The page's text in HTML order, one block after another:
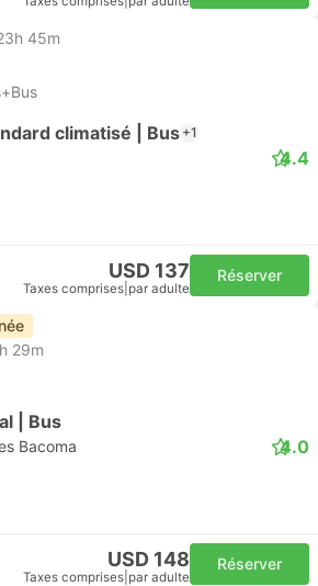
45m
climatisé | Bus +1
4.4
USD 137
Taxes comprises par adulte
Réserver
29m
| Bus
Bacoma 4.0
USD 148
Taxes comprises par adulte
Réserver